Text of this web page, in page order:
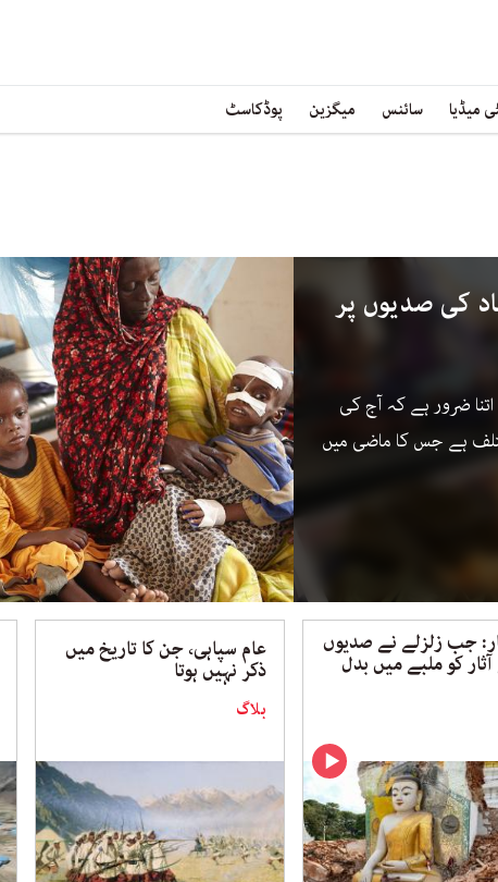
میڈیا سائنس میگزین پوڈکاسٹ
کی صدیوں پر
ضرور ہے کہ آج کی
ہے جس کا ماضی میں
جب زلزلے نے صدیوں
آثار کو ملبے میں بدل عام سپاہی، جن کا تاریخ میں
ذکر نہیں ہوتا
بلاگ